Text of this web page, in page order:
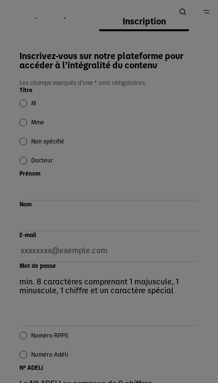
Connexion Inscription
Inscrivez-vous sur notre plateforme pour
accéder à l’intégralité du contenu
Les champs marqués d’une * sont obligatoires.
Titre
M
Mme
Non spécifié
Docteur
Prénom
Nom
E-mail
Mot de passe
min. 8 caractères comprenant 1 majuscule, 1
minuscule, 1 chiffre et un caractère spécial
Numéro RPPS
Numéro Adéli
N° ADELI